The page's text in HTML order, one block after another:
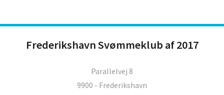
Frederikshavn Svømmeklub af 2017
Parallelvej 8
9900 - Frederikshavn